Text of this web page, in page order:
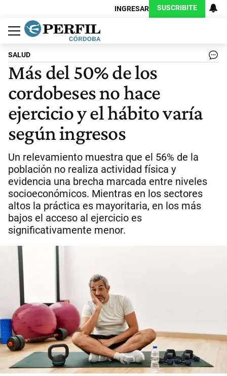
INGRESAR SUSCRIBITE
Política
Economía
Judiciales
Sociedad
Cultura
Espectáculos
Deportes
Protagonistas
SALUD
Más del 50% de los
cordobeses no hace
ejercicio y el hábito varía
según ingresos
Un relevamiento muestra que el 56% de la
población no realiza actividad física y
evidencia una brecha marcada entre niveles
socioeconómicos. Mientras en los sectores
altos la práctica es mayoritaria, en los más
bajos el acceso al ejercicio es
significativamente menor.